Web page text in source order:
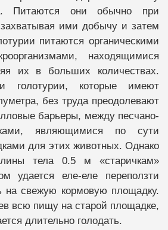
Питаются они обычно при
ими добычу и затем
питаются органическими
находящимися
их в больших количествах.
голотурии, которые имеют
без труда преодолевают
барьеры, между песчано-
являющимися по сути
для этих животных. Однако
тела 0.5 м «старичкам»
удается еле-еле переползти
на свежую кормовую площадку.
всю пищу на старой площадке,
длительно голодать.